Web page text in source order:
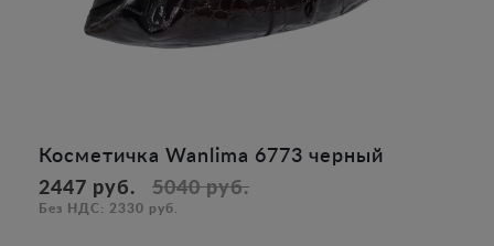
Косметичка Wanlima 6773 черный
2447 руб. 5040 руб.
Без НДС: 2330 руб.